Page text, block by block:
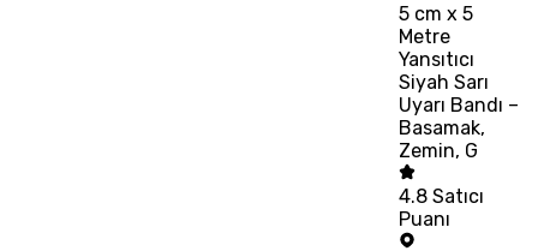
5 cm x 5
Metre
Yansıtıcı
Siyah Sarı
Uyarı Bandı –
Basamak,
Zemin, G
4.8 Satıcı
Puanı